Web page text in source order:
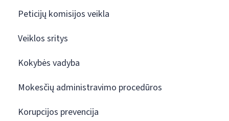
Peticijų komisijos veikla
Veiklos sritys
Kokybės vadyba
Mokesčių administravimo procedūros
Korupcijos prevencija